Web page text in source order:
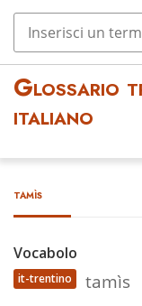
Glossario
italiano
tamìs
Vocabolo
it-trentino tamìs